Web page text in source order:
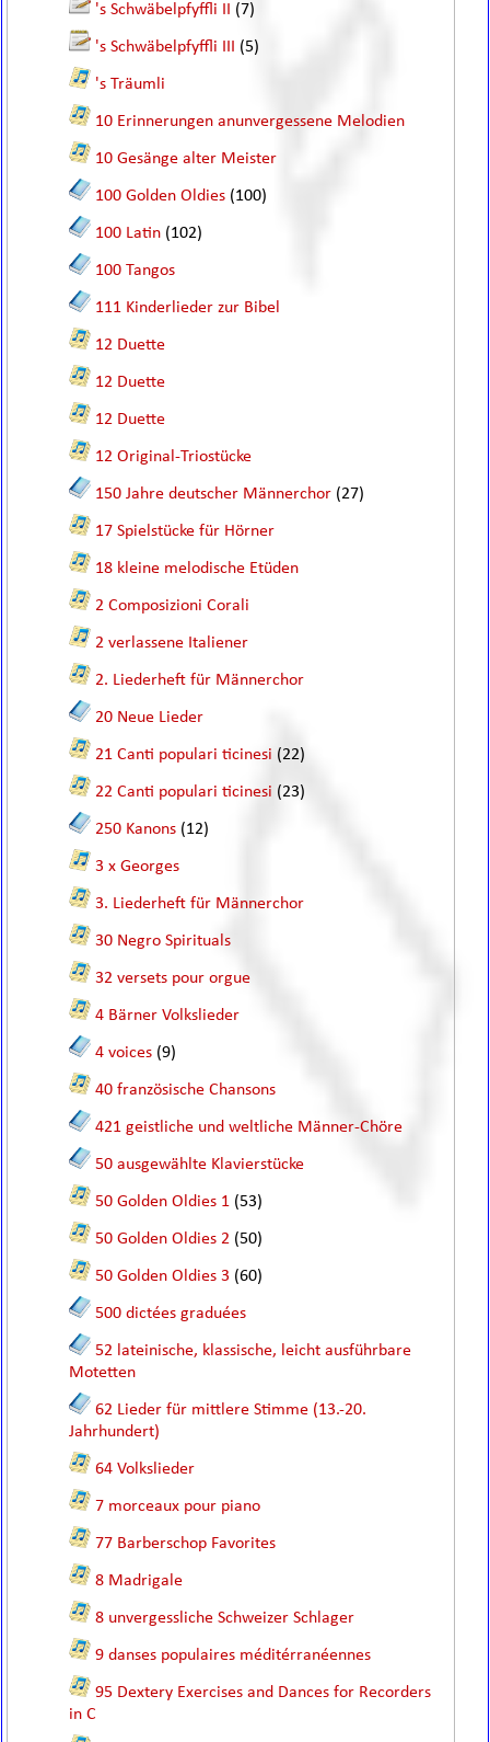
's Schwäbelpfyffli II (7)
's Schwäbelpfyffli III (5)
's Träumli
10 Erinnerungen anunvergessene Melodien
10 Gesänge alter Meister
100 Golden Oldies (100)
100 Latin (102)
100 Tangos
111 Kinderlieder zur Bibel
12 Duette
12 Duette
12 Duette
12 Original-Triostücke
150 Jahre deutscher Männerchor (27)
17 Spielstücke für Hörner
18 kleine melodische Etüden
2 Composizioni Corali
2 verlassene Italiener
2. Liederheft für Männerchor
20 Neue Lieder
21 Canti populari ticinesi (22)
22 Canti populari ticinesi (23)
250 Kanons (12)
3 x Georges
3. Liederheft für Männerchor
30 Negro Spirituals
32 versets pour orgue
4 Bärner Volkslieder
4 voices (9)
40 französische Chansons
421 geistliche und weltliche Männer-Chöre
50 ausgewählte Klavierstücke
50 Golden Oldies 1 (53)
50 Golden Oldies 2 (50)
50 Golden Oldies 3 (60)
500 dictées graduées
52 lateinische, klassische, leicht ausführbare
Motetten
62 Lieder für mittlere Stimme (13.-20.
Jahrhundert)
64 Volkslieder
7 morceaux pour piano
77 Barberschop Favorites
8 Madrigale
8 unvergessliche Schweizer Schlager
9 danses populaires méditérranéennes
95 Dextery Exercises and Dances for Recorders
in C